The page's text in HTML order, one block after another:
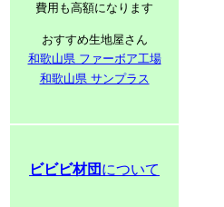
費用も高額になります
おすすめ生地屋さん
和歌山県 ファーボア工場
和歌山県 サンプラス
ビビビ材団 について